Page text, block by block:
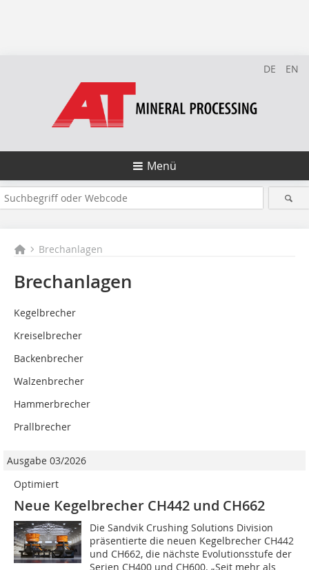
DE EN
Menü
Brechanlagen
Brechanlagen
Kegelbrecher
Kreiselbrecher
Backenbrecher
Walzenbrecher
Hammerbrecher
Prallbrecher
Ausgabe 03/2026
Optimiert
Neue Kegelbrecher CH442 und CH662
Die Sandvik Crushing Solutions Division
präsentierte die neuen Kegelbrecher CH442
und CH662, die nächste Evolutionsstufe der
Serien CH400 und CH600. „Seit mehr als